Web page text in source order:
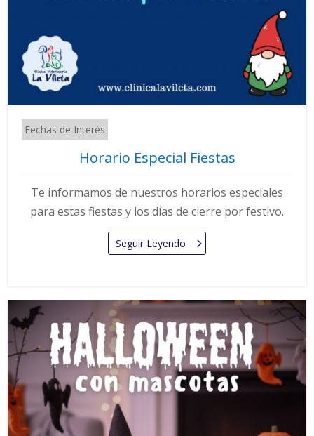
Fechas de Interés
Horario Especial Fiestas
Te informamos de nuestros horarios especiales
para estas fiestas y los días de cierre por festivo.
Seguir Leyendo